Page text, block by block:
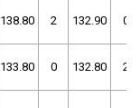
138.80 2 132.90 0
133.80 0 132.80 2